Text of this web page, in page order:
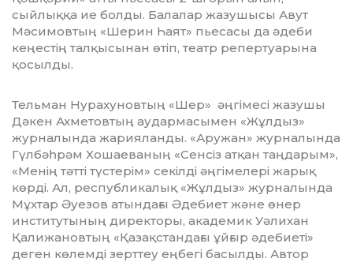
сыйлыққа ие бол­ды. Балалар жазушысы Авут
Мәсимов­тың «Шерин Һаят» пьесасы да әдеби
кеңестің талқысынан өтіп, театр репертуарына
қосылды.
Тельман Нурахуновтың «Шер» әңгімесі жазушы
Дәкен Ахметовтың аудармасымен «Жұлдыз»
журналында жарияланды. «Ару­жан» журналында
Гүлбәһрәм Хо­шаева­ның «Сенсіз атқан таңдарым»,
«Ме­нің тәтті түстерім» секілді әңгімелері жа­рық
көрді. Ал, республикалық «Жұлдыз» жур­налында
Мұхтар Әуезов атындағы Әдебиет және өнер
институтының директоры, академик Уәлихан
Қалижановтың «Қа­зақстандағы ұйғыр әдебиеті»
деген кө­лемді зерттеу еңбегі басылды. Автор